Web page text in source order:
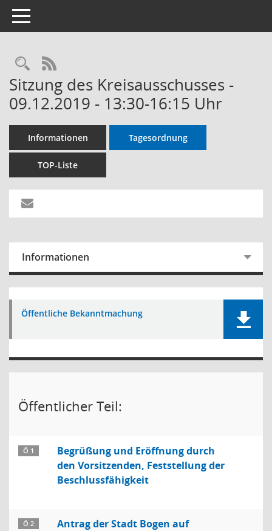
Toggle navigation
RSS-Feed
Sitzung des Kreisausschusses -
09.12.2019 - 13:30-16:15 Uhr
Informationen Tagesordnung
TOP-Liste
Informationen
Öffentliche Bekanntmachung
Öffentlicher Teil:
Ö 1
Begrüßung und Eröffnung durch
den Vorsitzenden, Feststellung der
Beschlussfähigkeit
Ö 2
Antrag der Stadt Bogen auf